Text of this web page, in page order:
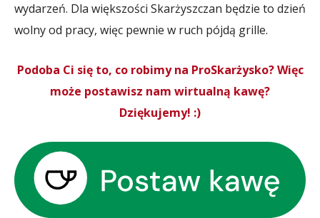
wydarzeń. Dla większości Skarżyszczan będzie to dzień
wolny od pracy, więc pewnie w ruch pójdą grille.
Podoba Ci się to, co robimy na ProSkarżysko? Więc
może postawisz nam wirtualną kawę?
Dziękujemy! :)